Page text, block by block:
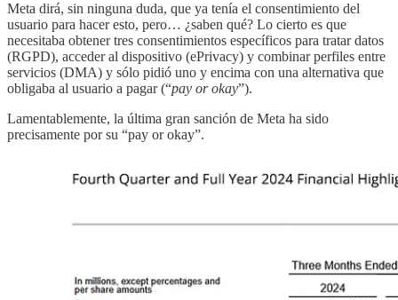
Meta dirá, sin ninguna duda, que ya tenía el consentimiento del
usuario para hacer esto, pero… ¿saben qué? Lo cierto es que
necesitaba obtener tres consentimientos específicos para tratar datos
(RGPD), acceder al dispositivo (ePrivacy) y combinar perfiles entre
servicios (DMA) y sólo pidió uno y encima con una alternativa que
obligaba al usuario a pagar (“pay or okay”).
Lamentablemente, la última gran sanción de Meta ha sido
precisamente por su “pay or okay”.